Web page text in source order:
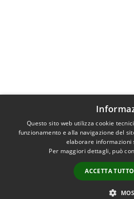
Questo sito web utilizza cookie
funzionamento e alla navigazione del
elaborare informazioni
Per maggiori dettagli, può
ACCETTA TUTTO